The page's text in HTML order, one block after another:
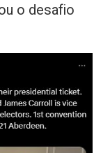
o desafio